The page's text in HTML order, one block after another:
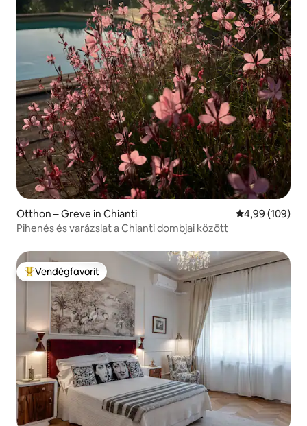
Otthon – Greve in Chianti Átlagos
4,99 (109)
Pihenés és varázslat a Chianti dombjai között
Kiemelt vendégfavorit
Vendégfavorit